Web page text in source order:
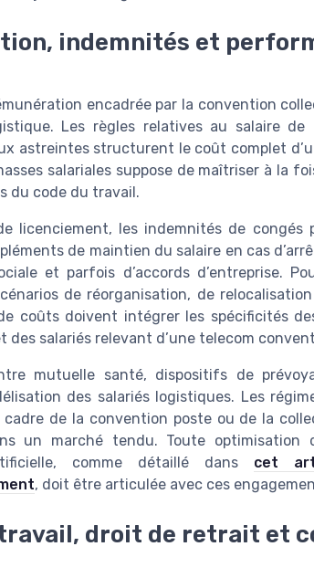
indemnités et
encadrée par la convention
Les règles relatives au salaire
astreintes structurent le coût complet
salariales suppose de maîtriser à la
du code du travail.
licenciement, les indemnités de congés
de maintien du salaire en cas
et parfois d’accords d’entreprise.
de réorganisation, de
coûts doivent intégrer les spécificités
des salariés relevant d’une telecom
mutuelle santé, dispositifs de
des salariés logistiques. Les
cadre de la convention poste ou de la
un marché tendu. Toute optimisation
comme détaillé dans cet
, doit être articulée avec ces
travail, droit de retrait et